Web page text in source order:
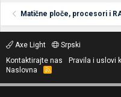
Matične ploče, procesori i
Axe Light
Srpski
Kontaktirajte nas
Pravila i uslovi
Naslovna
R
S